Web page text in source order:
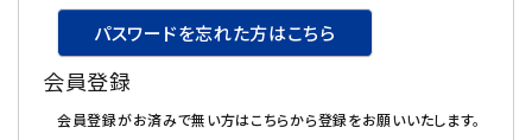
酒類
日用品
パスワードを忘れた方はこちら
会員登録
会員登録がお済みで無い方はこちらから登録をお願いいたします。